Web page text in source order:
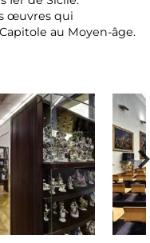
œuvres qui
au Moyen-âge.